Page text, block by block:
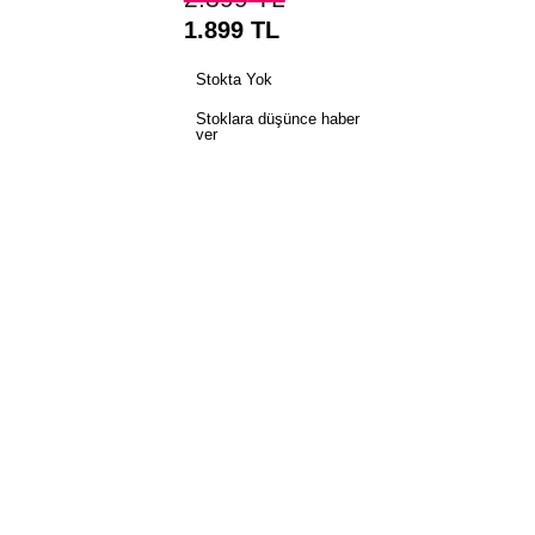
1.899TL
Stokta Yok
Stoklara düşünce haber
ver